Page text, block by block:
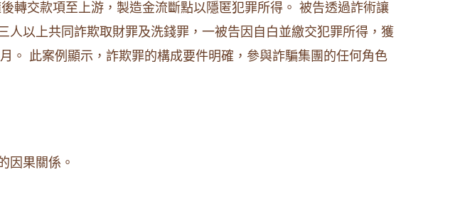
轉交款項至上游，製造金流斷點以隱匿犯罪所得。 被告透過詐術讓
以上共同詐欺取財罪及洗錢罪，一被告因自白並繳交犯罪所得，獲
。 此案例顯示，詐欺罪的構成要件明確，參與詐騙集團的任何角色
因果關係。